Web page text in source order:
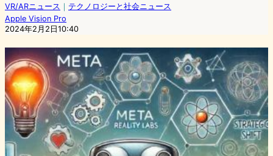
VR/ARニュース ｜ テクノロジーと社会ニュース
Apple Vision Pro
2024年2月2日10:40